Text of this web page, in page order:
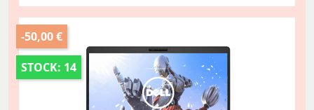
-50,00 €
STOCK: 14